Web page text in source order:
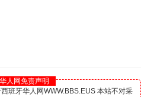
人网免责声明
班牙华人网WWW.BBS.EUS 本站不对采